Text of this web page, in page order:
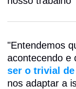
"Entendemos
acontecendo e
ser o trivial de
nos adaptar a